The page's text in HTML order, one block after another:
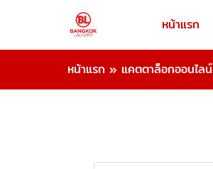
หน้าแรก
หน้าแรก » แคตตาล็อกออนไลน์